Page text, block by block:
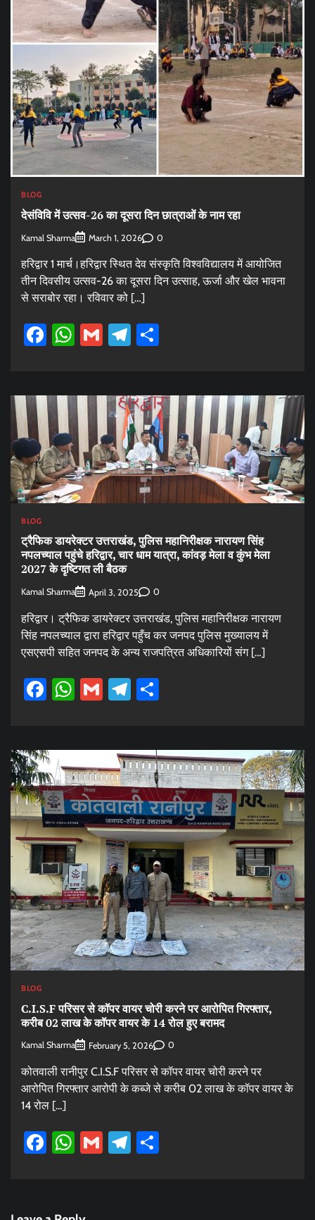
BLOG
देसंविवि में उत्सव-26 का दूसरा दिन छात्राओं के नाम रहा
Kamal Sharma March 1, 2026 0
हरिद्वार 1 मार्च।हरिद्वार स्थित देव संस्कृति विश्वविद्यालय में आयोजित
तीन दिवसीय उत्सव-26 का दूसरा दिन उत्साह, ऊर्जा और खेल भावना
से सराबोर रहा। रविवार को […]
Facebook
WhatsApp
GmailTelegram
BLOG
ट्रैफिक डायरेक्टर उत्तराखंड, पुलिस महानिरीक्षक नारायण सिंह
नपलच्याल पहुंचे हरिद्वार, चार धाम यात्रा, कांवड़ मेला व कुंभ मेला
2027 के दृष्टिगत ली बैठक
Kamal Sharma April 3, 2025 0
हरिद्वार। ट्रैफिक डायरेक्टर उत्तराखंड, पुलिस महानिरीक्षक नारायण
सिंह नपलच्याल द्वारा हरिद्वार पहुँच कर जनपद पुलिस मुख्यालय में
एसएसपी सहित जनपद के अन्य राजपत्रित अधिकारियों संग […]
Facebook
WhatsApp
GmailTelegram
BLOG
C.I.S.F परिसर से कॉपर वायर चोरी करने पर आरोपित गिरफ्तार,
करीब 02 लाख के कॉपर वायर के 14 रोल हुए बरामद
Kamal Sharma February 5, 2026 0
कोतवाली रानीपुर C.I.S.F परिसर से कॉपर वायर चोरी करने पर
आरोपित गिरफ्तार आरोपी के कब्जे से करीब 02 लाख के कॉपर वायर के
14 रोल […]
Facebook
WhatsApp
GmailTelegram